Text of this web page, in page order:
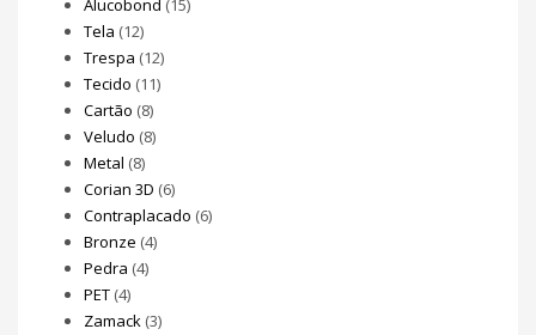
Alucobond (15)
Tela (12)
Trespa (12)
Tecido (11)
Cartão (8)
Veludo (8)
Metal (8)
Corian 3D (6)
Contraplacado (6)
Bronze (4)
Pedra (4)
PET (4)
Zamack (3)